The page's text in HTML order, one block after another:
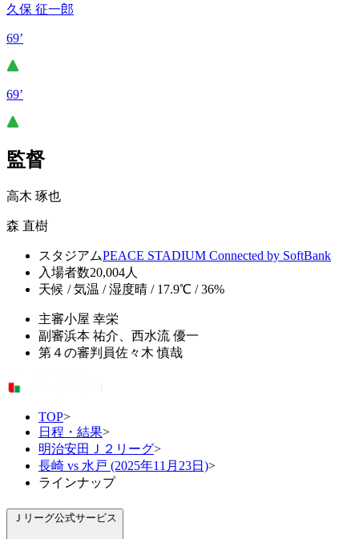
久保 征一郎
69’
69’
監督
高木 琢也
森 直樹
スタジアムPEACE STADIUM Connected by SoftBank
入場者数20,004人
天候 / 気温 / 湿度晴 / 17.9℃ / 36%
主審小屋 幸栄
副審浜本 祐介、西水流 優一
第４の審判員佐々木 慎哉
TOP>
日程・結果>
明治安田Ｊ２リーグ>
長崎 vs 水戸 (2025年11月23日)>
ラインナップ
Ｊリーグ公式サービス